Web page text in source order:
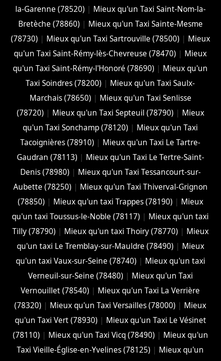
la-Garenne (78520) | Mieux qu'un Taxi Saint-Nom-la-
Bretèche (78860) | Mieux qu'un Taxi Sainte-Mesme
(78730) | Mieux qu'un Taxi Sartrouville (78500) | Mieux
qu'un Taxi Saint-Rémy-lès-Chevreuse (78470) | Mieux
qu'un Taxi Saint-Rémy-l'Honoré (78690) | Mieux qu'un
Taxi Soindres (78200) | Mieux qu'un Taxi Saulx-
Marchais (78650) | Mieux qu'un Taxi Senlisse
(78720) | Mieux qu'un Taxi Septeuil (78790) | Mieux
qu'un Taxi Sonchamp (78120) | Mieux qu'un Taxi
Tacoignières (78910) | Mieux qu'un Taxi Le Tartre-
Gaudran (78113) | Mieux qu'un Taxi Le Tertre-Saint-
Denis (78980) | Mieux qu'un Taxi Tessancourt-sur-
Aubette (78250) | Mieux qu'un Taxi Thiverval-Grignon
(78850) | Mieux qu'un taxi Trappes (78190) | Mieux
qu'un taxi Toussus-le-Noble (78117) | Mieux qu'un taxi
Tilly (78790) | Mieux qu'un taxi Thoiry (78770) | Mieux
qu'un taxi Le Tremblay-sur-Mauldre (78490) | Mieux
qu'un taxi Vaux-sur-Seine (78740) | Mieux qu'un taxi
Verneuil-sur-Seine (78480) | Mieux qu'un Taxi
Vernouillet (78540) | Mieux qu'un Taxi La Verrière
(78320) | Mieux qu'un Taxi Versailles (78000) | Mieux
qu'un Taxi Vert (78930) | Mieux qu'un Taxi Le Vésinet
(78110) | Mieux qu'un Taxi Vicq (78490) | Mieux qu'un
Taxi Vieille-Église-en-Yvelines (78125) | Mieux qu'un